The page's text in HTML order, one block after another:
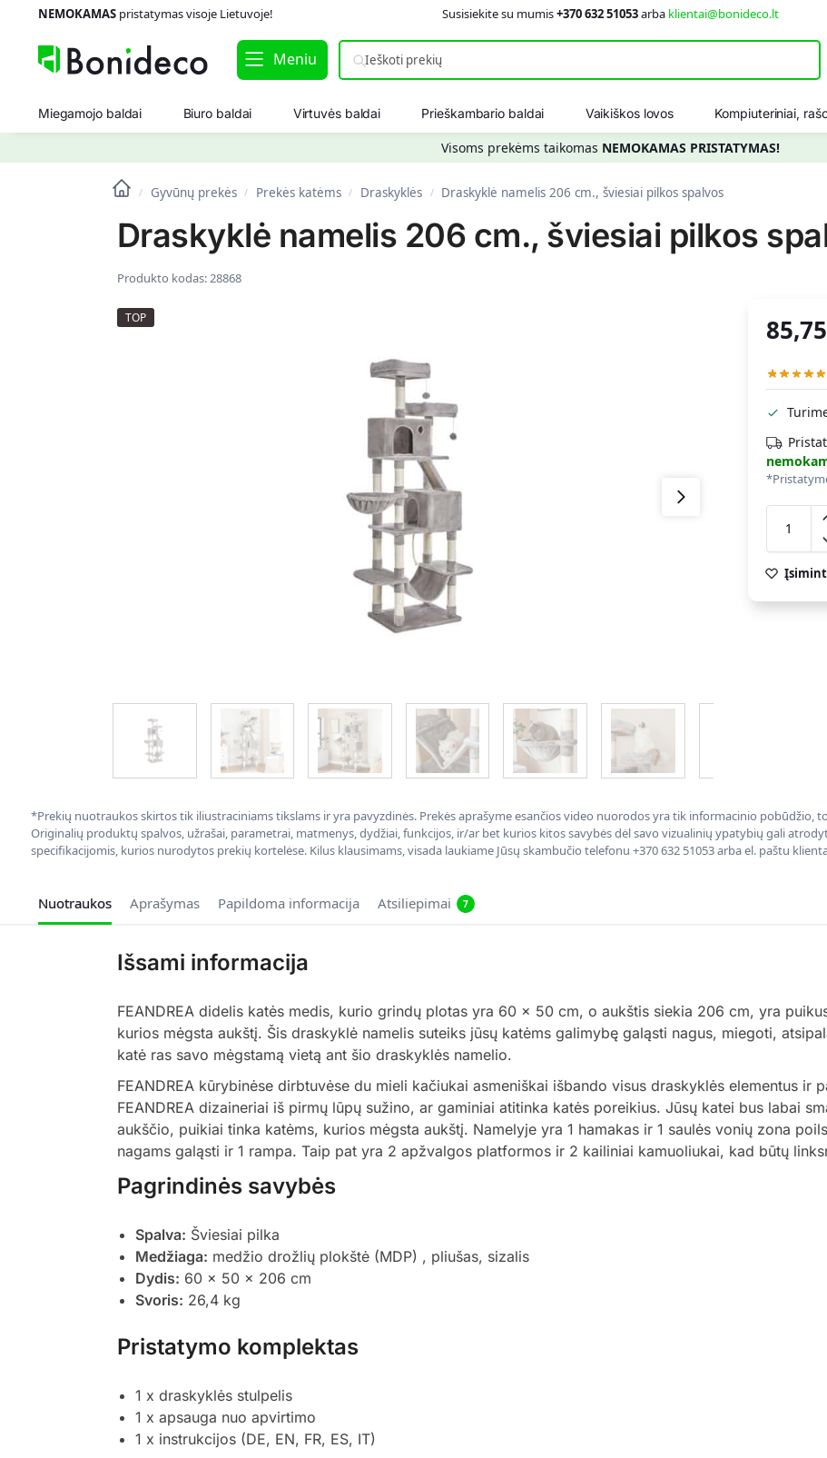
NEMOKAMASpristatymas visoje Lietuvoje! Susisiekite su mumis+370 632 51053arba klientai@bonideco.lt
Meniu
Miegamojo baldai Biuro baldai Virtuvės baldai Prieškambario baldai Vaikiškos lovos Kompiuteriniai,
Visoms prekėms taikomas NEMOKAMAS PRISTATYMAS!
/ Gyvūnų prekės / Prekės katėms / Draskyklės / Draskyklė namelis 206 cm., šviesiai pilkos spalvos
Draskyklė namelis 206 cm., šviesiai pilkos
Produkto kodas:28868
TOP
*Prekių nuotraukos skirtos tik iliustraciniams tikslams ir yra pavyzdinės. Prekės aprašyme esančios video nuorodos yra tik informacinio pobūdžio,
Originalių produktų spalvos, užrašai, parametrai, matmenys, dydžiai, funkcijos, ir/ar bet kurios kitos savybės dėl savo vizualinių ypatybių gali
specifikacijomis, kurios nurodytos prekių kortelėse. Kilus klausimams, visada laukiame Jūsų skambučio telefonu +370 632 51053 arba el. paštu
Nuotraukos Aprašymas Papildoma informacija Atsiliepimai 7
Išsami informacija
FEANDREA didelis katės medis, kurio grindų plotas yra 60 x 50 cm, o aukštis siekia 206 cm, yra
kurios mėgsta aukštį. Šis draskyklė namelis suteiks jūsų katėms galimybę galąsti nagus, miegoti,
katė ras savo mėgstamą vietą ant šio draskyklės namelio.
FEANDREA kūrybinėse dirbtuvėse du mieli kačiukai asmeniškai išbando visus draskyklės elementus ir
FEANDREA dizaineriai iš pirmų lūpų sužino, ar gaminiai atitinka katės poreikius. Jūsų katei bus labai
aukščio, puikiai tinka katėms, kurios mėgsta aukštį. Namelyje yra 1 hamakas ir 1 saulės vonių zona
nagams galąsti ir 1 rampa. Taip pat yra 2 apžvalgos platformos ir 2 kailiniai kamuoliukai, kad būtų
Pagrindinės savybės
Spalva: Šviesiai pilka
Medžiaga: medžio drožlių plokštė (MDP) , pliušas, sizalis
Dydis: 60 x 50 x 206 cm
Svoris: 26,4 kg
Pristatymo komplektas
1 x draskyklės stulpelis
1 x apsauga nuo apvirtimo
1 x instrukcijos (DE, EN, FR, ES, IT)